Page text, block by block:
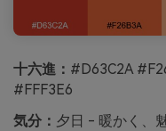
十六進： #D63C2A
#FFF3E6
気分： 夕日 - 暖かく、